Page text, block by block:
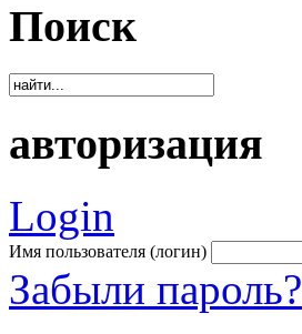
Поиск
авторизация
Login
Имя пользователя (логин)
Забыли пароль?